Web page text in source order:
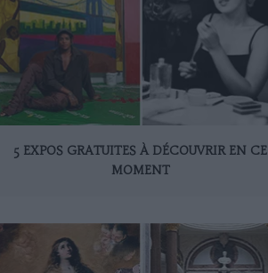
5 EXPOS GRATUITES À DÉCOUVRIR EN CE
MOMENT